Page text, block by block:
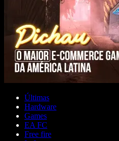
Últimas
Hardware
Games
EA FC
Free fire